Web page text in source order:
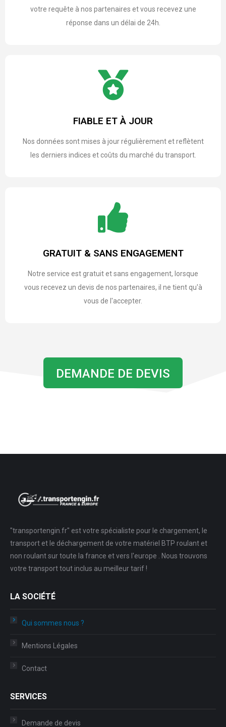
votre requête à nos partenaires et vous recevez une
réponse dans un délai de 24h.​
FIABLE ET À JOUR
Nos données sont mises à jour régulièrement et reflètent
les derniers indices et coûts du marché du transport.
GRATUIT & SANS ENGAGEMENT
Notre service est gratuit et sans engagement, lorsque
vous recevez un devis de nos partenaires, il ne tient qu'à
vous de l'accepter.
DEMANDE DE DEVIS
"transportengin.fr" est votre spécialiste pour le chargement, le
transport et le déchargement de votre matériel BTP roulant et
non roulant sur toute la france et vers l'europe . Nous trouvons
votre transport tout inclus au meilleur tarif !
LA SOCIÉTÉ
Qui sommes nous ?
Mentions Légales
Contact
SERVICES
Demande de devis